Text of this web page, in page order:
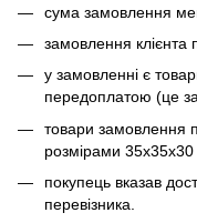
сума замовлення
замовлення
у замовленні є
передоплатою (це
товари замовлення
розмірами
покупець вказав
перевізника.